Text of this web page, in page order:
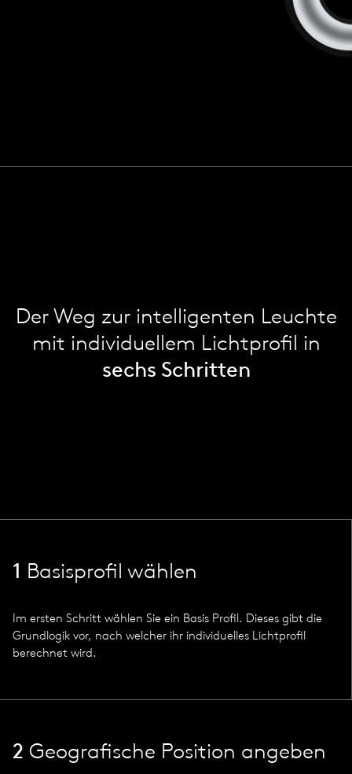
Der Weg zur intelligenten Leuchte
mit individuellem Lichtprofil in
sechs Schritten
1 Basisprofil wählen
Im ersten Schritt wählen Sie ein Basis Profil. Dieses gibt die
Grundlogik vor, nach welcher ihr individuelles Lichtprofil
berechnet wird.
2 Geografische Position angeben